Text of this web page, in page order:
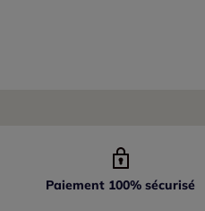
Paiement 100% sécurisé